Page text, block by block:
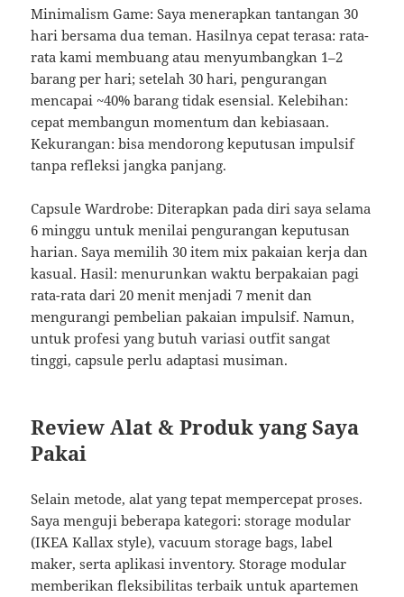
Minimalism Game: Saya menerapkan tantangan 30
hari bersama dua teman. Hasilnya cepat terasa: rata-
rata kami membuang atau menyumbangkan 1–2
barang per hari; setelah 30 hari, pengurangan
mencapai ~40% barang tidak esensial. Kelebihan:
cepat membangun momentum dan kebiasaan.
Kekurangan: bisa mendorong keputusan impulsif
tanpa refleksi jangka panjang.
Capsule Wardrobe: Diterapkan pada diri saya selama
6 minggu untuk menilai pengurangan keputusan
harian. Saya memilih 30 item mix pakaian kerja dan
kasual. Hasil: menurunkan waktu berpakaian pagi
rata-rata dari 20 menit menjadi 7 menit dan
mengurangi pembelian pakaian impulsif. Namun,
untuk profesi yang butuh variasi outfit sangat
tinggi, capsule perlu adaptasi musiman.
Review Alat & Produk yang Saya
Pakai
Selain metode, alat yang tepat mempercepat proses.
Saya menguji beberapa kategori: storage modular
(IKEA Kallax style), vacuum storage bags, label
maker, serta aplikasi inventory. Storage modular
memberikan fleksibilitas terbaik untuk apartemen